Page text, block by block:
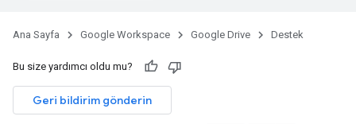
Ana Sayfa Google Workspace Google Drive Destek
Bu size yardımcı oldu mu?
Geri bildirim gönderin